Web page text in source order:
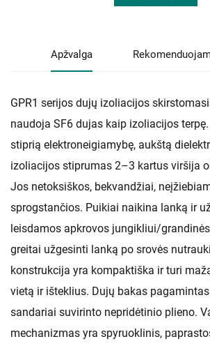
Apžvalga
GPR1 serijos dujų izoliacijos
naudoja SF6 dujas kaip izoliacijos
stiprią elektroneigiamybę, aukštą
izoliacijos stiprumas 2–3 kartus viršija
Jos netoksiškos, bekvandžiai,
sprogstančios. Puikiai naikina lanką ir
leisdamos apkrovos jungikliui/
greitai užgesinti lanką po srovės
konstrukcija yra kompaktiška ir turi
vietą ir išteklius. Dujų bakas
sandariai suvirinto nepridėtinio plieno.
mechanizmas yra spyruoklinis,